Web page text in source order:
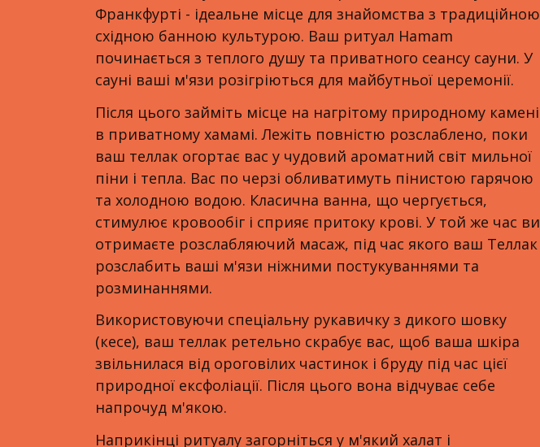
Франкфурті - ідеальне місце для знайомства з традиційною
східною банною культурою. Ваш ритуал Hamam
починається з теплого душу та приватного сеансу сауни. У
сауні ваші м'язи розігріються для майбутньої церемонії.
Після цього займіть місце на нагрітому природному камені
в приватному хамамі. Лежіть повністю розслаблено, поки
ваш теллак огортає вас у чудовий ароматний світ мильної
піни і тепла. Вас по черзі обливатимуть пінистою гарячою
та холодною водою. Класична ванна, що чергується,
стимулює кровообіг і сприяє притоку крові. У той же час ви
отримаєте розслабляючий масаж, під час якого ваш Теллак
розслабить ваші м'язи ніжними постукуваннями та
розминаннями.
Використовуючи спеціальну рукавичку з дикого шовку
(кесе), ваш теллак ретельно скрабує вас, щоб ваша шкіра
звільнилася від ороговілих частинок і бруду під час цієї
природної ексфоліації. Після цього вона відчуває себе
напрочуд м'якою.
Наприкінці ритуалу загорніться у м'який халат і